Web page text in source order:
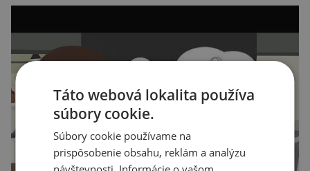
Táto webová lokalita používa
súbory cookie.
Súbory cookie používame na
prispôsobenie obsahu, reklám a analýzu